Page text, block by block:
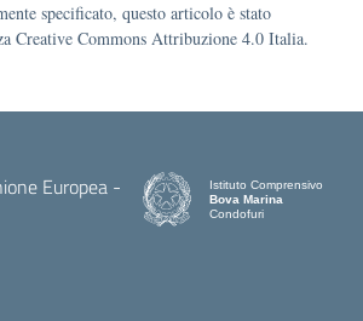
specificato, questo articolo è stato
Creative Commons Attribuzione 4.0 Italia.
Istituto Comprensivo
Bova Marina
Condofuri